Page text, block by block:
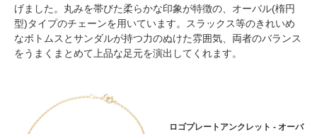
げました。丸みを帯びた柔らかな印象が特徴の、オーバル(楕円
型)タイプのチェーンを用いています。スラックス等のきれいめ
なボトムスとサンダルが持つ力のぬけた雰囲気、両者のバランス
をうまくまとめて上品な足元を演出してくれます。
ロゴプレートアンクレット - オーバ